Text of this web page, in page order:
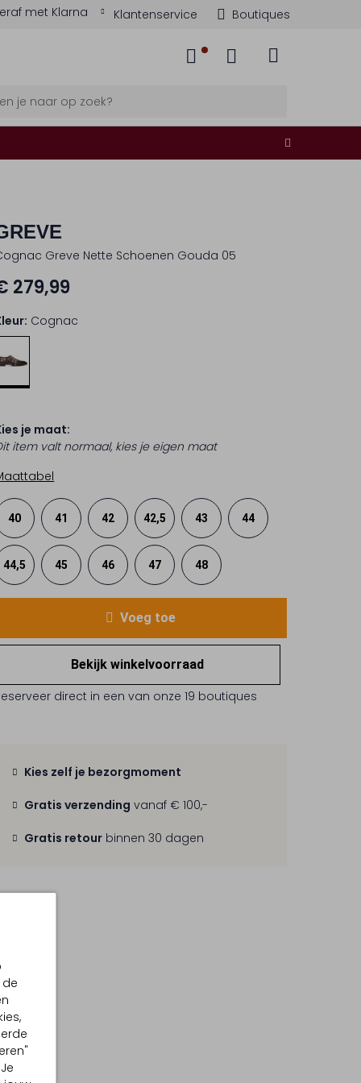
met Klarna Klantenservice Boutiques
Greve Nette Schoenen Gouda 05
279,99
Cognac
je maat:
item valt normaal, kies je eigen maat
40 41 42 42,5 43 44
44,5 45 46 47 48
Voeg toe
Bekijk winkelvoorraad
direct in een van onze 19 boutiques
Kies zelf je bezorgmoment
Gratis verzending vanaf € 100,-
Gratis retour binnen 30 dagen